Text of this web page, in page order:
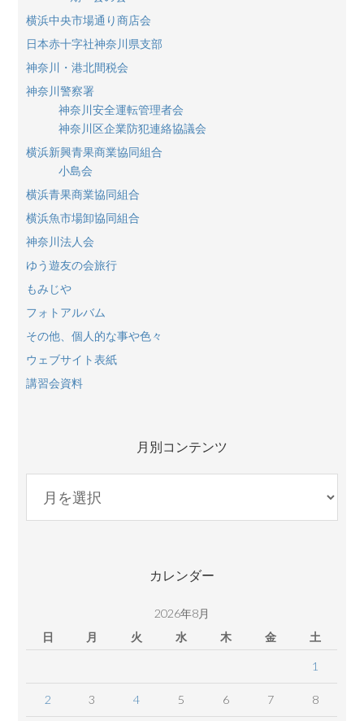
横浜中央市場通り商店会
日本赤十字社神奈川県支部
神奈川・港北間税会
神奈川警察署
神奈川安全運転管理者会
神奈川区企業防犯連絡協議会
横浜新興青果商業協同組合
小島会
横浜青果商業協同組合
横浜魚市場卸協同組合
神奈川法人会
ゆう遊友の会旅行
もみじや
フォトアルバム
その他、個人的な事や色々
ウェブサイト表紙
講習会資料
月別コンテンツ
コ
カレンダー
2026年8月
日
月 火 水 木 金 土
1
2 3 4 5 6 7 8